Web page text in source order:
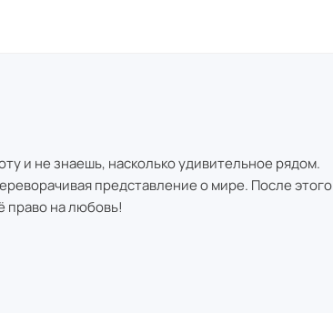
и не знаешь, насколько удивительное рядом.
представление о мире. После этого
право на любовь!